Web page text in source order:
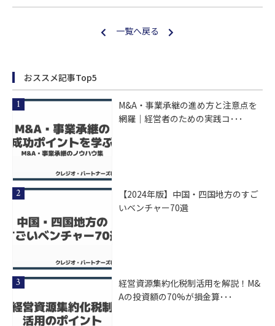
一覧へ戻る
おススメ記事Top5
M&A・事業承継の進め方と注意点を
網羅｜経営者のための実践コ･･･
【2024年版】中国・四国地方のすご
いベンチャー70選
経営資源集約化税制活用を解説！M&
Aの投資額の70%が損金算･･･